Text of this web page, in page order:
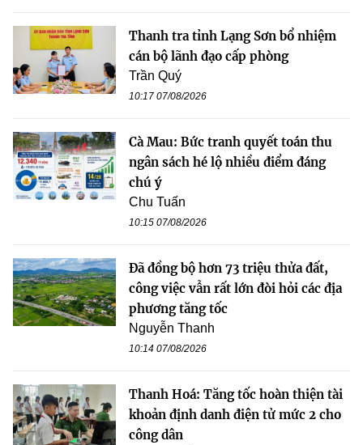
Thanh tra tỉnh Lạng Sơn bổ nhiệm
cán bộ lãnh đạo cấp phòng
Trần Quý
10:17 07/08/2026
Cà Mau: Bức tranh quyết toán thu
ngân sách hé lộ nhiều điểm đáng
chú ý
Chu Tuấn
10:15 07/08/2026
Đã đồng bộ hơn 73 triệu thửa đất,
công việc vẫn rất lớn đòi hỏi các địa
phương tăng tốc
Nguyễn Thanh
10:14 07/08/2026
Thanh Hoá: Tăng tốc hoàn thiện tài
khoản định danh điện tử mức 2 cho
công dân